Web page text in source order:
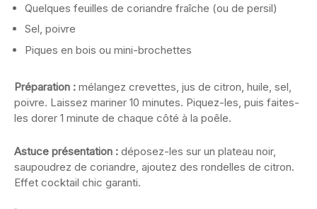
Quelques feuilles de coriandre fraîche (ou de persil)
Sel, poivre
Piques en bois ou mini-brochettes
Préparation : mélangez crevettes, jus de citron, huile, sel,
poivre. Laissez mariner 10 minutes. Piquez-les, puis faites-
les dorer 1 minute de chaque côté à la poêle.
Astuce présentation : déposez-les sur un plateau noir,
saupoudrez de coriandre, ajoutez des rondelles de citron.
Effet cocktail chic garanti.